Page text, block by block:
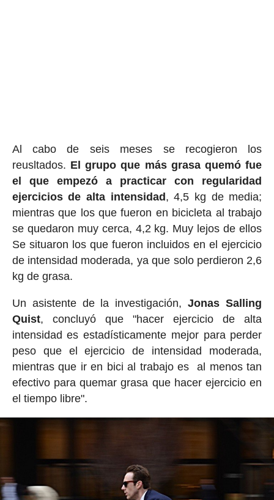
Al cabo de seis meses se recogieron los
reusltados. El grupo que más grasa quemó fue
el que empezó a practicar con regularidad
ejercicios de alta intensidad , 4,5 kg de media;
mientras que los que fueron en bicicleta al trabajo
se quedaron muy cerca, 4,2 kg. Muy lejos de ellos
Se situaron los que fueron incluidos en el ejercicio
de intensidad moderada, ya que solo perdieron 2,6
kg de grasa.
Un asistente de la investigación,Jonas Salling
Quist, concluyó que "hacer ejercicio de alta
intensidad es estadísticamente mejor para perder
peso que el ejercicio de intensidad moderada,
mientras que ir en bici al trabajo es al menos tan
efectivo para quemar grasa que hacer ejercicio en
el tiempo libre".